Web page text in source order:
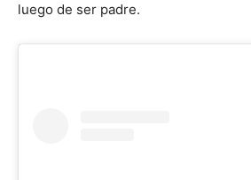
luego de ser padre.